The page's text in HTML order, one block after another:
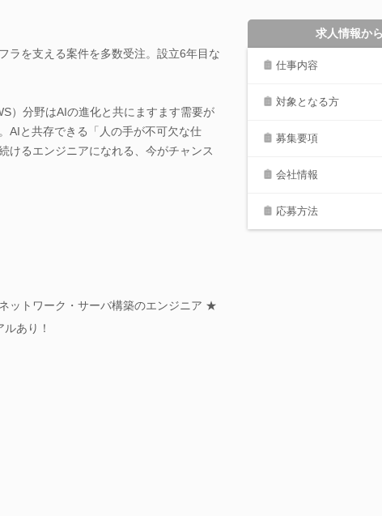
ラを支える案件を多数受注。設立6年目な
）分野はAIの進化と共にますます需要が
AIと共存できる「人の手が不可欠な仕
るエンジニアになれる、今がチャンス
ットワーク・サーバ構築のエンジニア ★
あり！
求人情報か
仕事内容
対象となる方
募集要項
会社情報
応募方法